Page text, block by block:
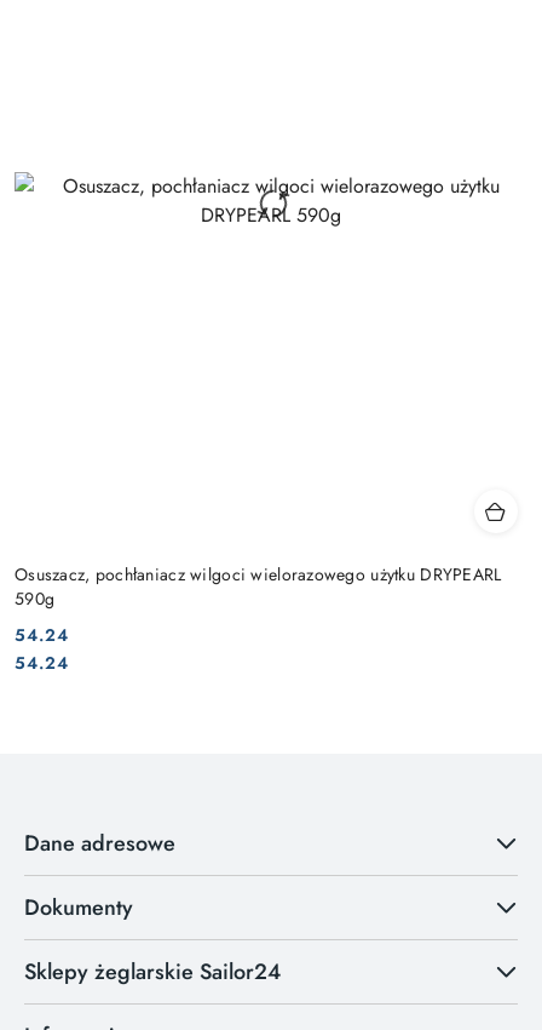
Osuszacz, pochłaniacz wilgoci wielorazowego użytku DRYPEARL
590g
Cena:
54.24
Cena:
54.24
Dane adresowe
Dokumenty
Sklepy żeglarskie Sailor24